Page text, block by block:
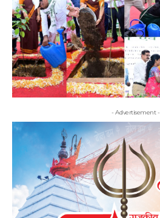
- Advertisement -